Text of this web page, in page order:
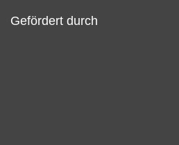
Gefördert durch